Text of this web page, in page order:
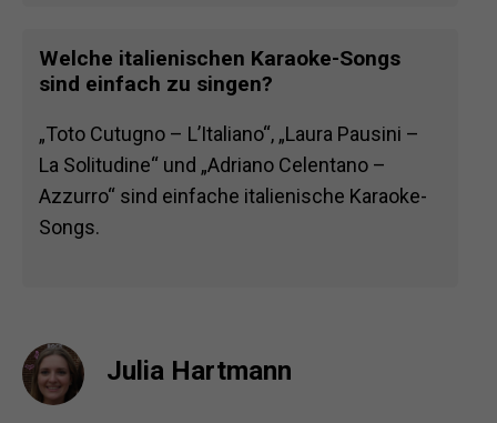
Welche italienischen Karaoke-Songs
sind einfach zu singen?
„Toto Cutugno – L’Italiano“, „Laura Pausini –
La Solitudine“ und „Adriano Celentano –
Azzurro“ sind einfache italienische Karaoke-
Songs.
Julia Hartmann